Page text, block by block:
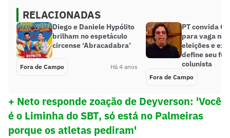
RELACIONADAS
Diego e Daniele Hypólito
brilham no espetáculo
circense ‘Abracadabra’
Fora de Campo Há 4 anos
PT convida
para vaga no
eleições e
define seu
colunista
Fora de Campo
+ Neto responde zoação de Deyverson: 'Você
é o Liminha do SBT, só está no Palmeiras
porque os atletas pediram'